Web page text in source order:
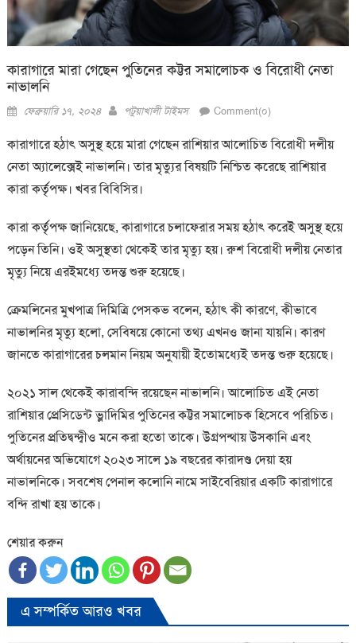
কারাগারে মারা গেছেন পুতিনের কট্টর সমালোচক ও বিরোধী নেতা
নাভালনি
Posted
ফেব্রুয়ারি ১৭, ২০২৪ Author
পটুয়াখালী টাইমস Comment(০)
কারাগারে হঠাৎ অসুস্থ হয়ে মারা গেছেন রাশিয়ার আলোচিত বিরোধী দলীয়
নেতা অ্যালেক্সেই নাভালনি। তার মৃত্যুর ‍বিষয়টি নিশ্চিত করেছে রাশিয়ার
কারা কর্তৃপক্ষ। খবর বিবিসির।
কারা কর্তৃপক্ষ জানিয়েছে, কারাগারে চলাফেরার সময় হঠাৎ করেই অসুস্থ হয়ে
পড়েন তিনি। ওই অসুস্থতা থেকেই তার মৃত্যু হয়। রুশ বিরোধী দলীয় নেতার
মৃত্যু নিয়ে এরইমধ্যে তদন্ত শুরু হয়েছে।
ক্রেমলিনের মুখপাত্র দিমিত্রি পেসকভ বলেন, হঠাৎ কী কারণে, কীভাবে
নাভালনির মৃত্যু হলো, সেবিষয়ে কোনো তথ্য এখনও জানা যায়নি। কারণ
জানতে কারাগারের চলমান নিয়ম অনুযায়ী ইতোমধ্যেই তদন্ত শুরু হয়েছে।
২০২১ সাল থেকেই কারাবন্দি রয়েছেন নাভালনি। আলোচিত এই নেতা
রাশিয়ার প্রেসিডেন্ট ভ্লাদিমির পুতিনের কট্টর সমালোচক হিসেবে পরিচিত।
পুতিনের প্রতিদ্বন্দ্বীও মনে করা হতো তাকে। উগ্রপন্থায় উসকানি এবং
অর্থায়নের অভিযোগে ২০২৩ সালে ১৯ বছরের কারাদণ্ড দেয়া হয়
নাভালনিকে। সবশেষ পেনাল কলোনি নামে সাইবেরিয়ার একটি কারাগারে
বন্দি রাখা হয় তাকে।
শেয়ার করুন
এ সম্পর্কিত আরও খবর